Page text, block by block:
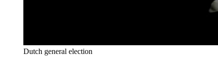
Dutch general election